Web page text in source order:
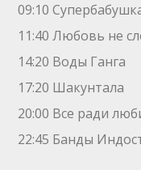
09:10
11:40 Любовь не
14:20 Воды Ганга
17:20 Шакунтала
20:00 Все ради
22:45 Банды